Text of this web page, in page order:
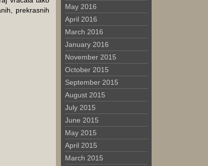
prekrasnih
May 2016
April 2016
March 2016
January 2016
November 2015
October 2015
September 2015
August 2015
July 2015
June 2015
May 2015
April 2015
March 2015